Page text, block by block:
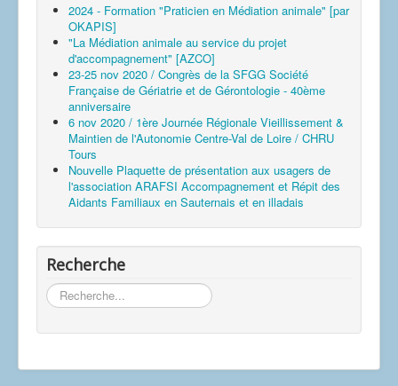
2024 - Formation "Praticien en Médiation animale" [par
OKAPIS]
"La Médiation animale au service du projet
d'accompagnement" [AZCO]
23-25 nov 2020 / Congrès de la SFGG Société
Française de Gériatrie et de Gérontologie - 40ème
anniversaire
6 nov 2020 / 1ère Journée Régionale Vieillissement &
Maintien de l'Autonomie Centre-Val de Loire / CHRU
Tours
Nouvelle Plaquette de présentation aux usagers de
l'association ARAFSI Accompagnement et Répit des
Aidants Familiaux en Sauternais et en illadais
Recherche
Rechercher